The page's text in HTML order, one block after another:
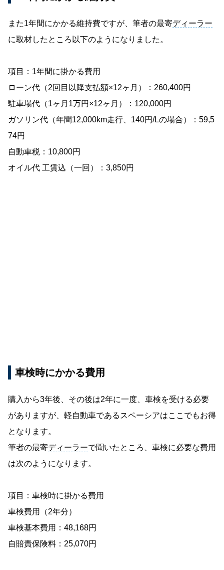
また1年間にかかる維持費ですが、筆者の最寄ディーラー
に取材したところ以下のようになりました。
項目：1年間に掛かる費用
ローン代（2回目以降支払額×12ヶ月）：260,400円
駐車場代（1ヶ月1万円×12ヶ月）：120,000円
ガソリン代（年間12,000km走行、140円/Lの場合）：59,5
74円
自動車税：10,800円
オイル代 工賃込（一回）：3,850円
車検時にかかる費用
購入から3年後、その後は2年に一度、車検を受ける必要
がありますが、軽自動車であるスペーシアはここでもお得
となります。
筆者の最寄ディーラーで聞いたところ、車検に必要な費用
は次のようになります。
項目：車検時に掛かる費用
車検費用（2年分）
車検基本費用：48,168円
自賠責保険料：25,070円